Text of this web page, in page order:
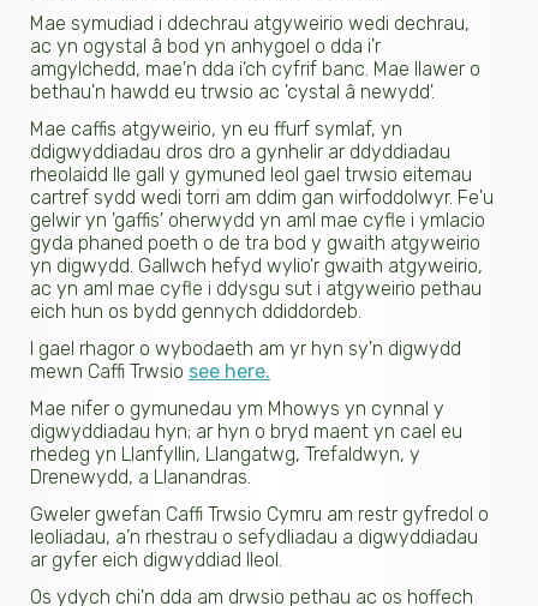
Mae symudiad i ddechrau atgyweirio wedi dechrau,
ac yn ogystal â bod yn anhygoel o dda i'r
amgylchedd, mae'n dda i'ch cyfrif banc. Mae llawer o
bethau'n hawdd eu trwsio ac 'cystal â newydd'.
Mae caffis atgyweirio, yn eu ffurf symlaf, yn
ddigwyddiadau dros dro a gynhelir ar ddyddiadau
rheolaidd lle gall y gymuned leol gael trwsio eitemau
cartref sydd wedi torri am ddim gan wirfoddolwyr. Fe'u
gelwir yn 'gaffis' oherwydd yn aml mae cyfle i ymlacio
gyda phaned poeth o de tra bod y gwaith atgyweirio
yn digwydd. Gallwch hefyd wylio'r gwaith atgyweirio,
ac yn aml mae cyfle i ddysgu sut i atgyweirio pethau
eich hun os bydd gennych ddiddordeb.
I gael rhagor o wybodaeth am yr hyn sy'n digwydd
mewn Caffi Trwsio see here.
Mae nifer o gymunedau ym Mhowys yn cynnal y
digwyddiadau hyn; ar hyn o bryd maent yn cael eu
rhedeg yn Llanfyllin, Llangatwg, Trefaldwyn, y
Drenewydd, a Llanandras.
Gweler gwefan Caffi Trwsio Cymru am restr gyfredol o
leoliadau, a’n rhestrau o sefydliadau a digwyddiadau
ar gyfer eich digwyddiad lleol.
Os ydych chi'n dda am drwsio pethau ac os hoffech